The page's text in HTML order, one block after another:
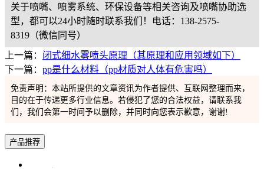
关于喷嘴、喷雾系统、环保设备等相关咨询及喷嘴协助选
型，都可以24小时随时联系我们！电话：138-2575-
8319（微信同号）
上一篇： 闭式细水雾喷头原理（其原理和应用领域如下）
下一篇： pp是什么材料（pp材质对人体有危害吗）
免责声明：本站所提供的文章资讯为作者提供、互联网整理而来，
目的在于传递更多行业信息。若侵犯了您的合法权益，请联系我
们，我们会第一时间予以删除，并同时向您表示歉意，谢谢!
产品推荐